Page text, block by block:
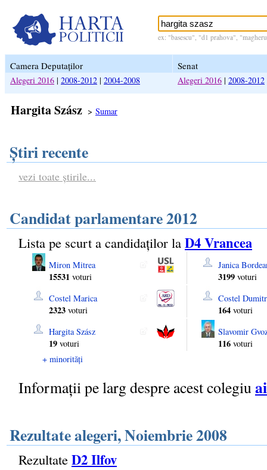
ex: "basescu", "d1 prahova",
Camera Deputaților Senat
Alegeri 2016 | 2008-2012 | 2004-2008 Alegeri 2016 | 2008-2012
Hargita Szász > Sumar
Știri recente
vezi toate știrile...
Candidat parlamentare 2012
Lista pe scurt a candidaților la D4 Vrancea
Miron Mitrea
15531 voturi
Janica
3199 voturi
Costel Marica
2323 voturi
Costel
164 voturi
Hargita Szász
19 voturi
Slavomir
116 voturi
+ minorități
Informații pe larg despre acest colegiu
Rezultate alegeri, Noiembrie 2008
Rezultate D2 Ilfov